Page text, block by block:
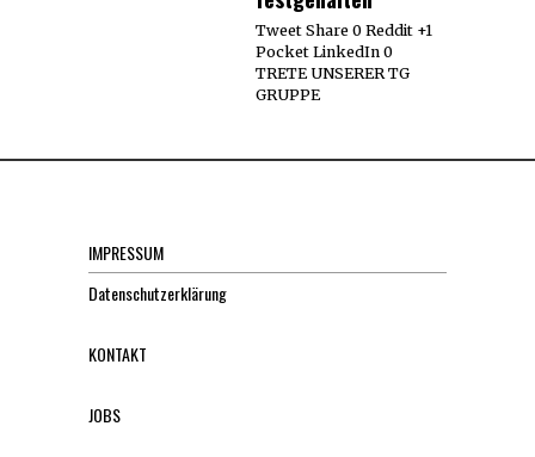
Tweet Share 0 Reddit +1
Pocket LinkedIn 0
TRETE UNSERER TG
GRUPPE
IMPRESSUM
Datenschutzerklärung
KONTAKT
JOBS